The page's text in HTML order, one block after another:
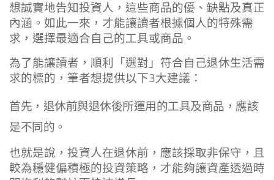
想誠實地告知投資人，這些商品的優、缺點及真正
內涵。如此一來，才能讓讀者根據個人的特殊需
求，選擇最適合自己的工具或商品。
為了能讓讀者，順利「選對」符合自己退休生活需
求的標的，筆者想提供以下3大建議：
首先，退休前與退休後所運用的工具及商品，應該
是不同的。
也就是說，投資人在退休前，應該採取非保守，且
較為穩健偏積極的投資策略，才能夠讓資產透過時